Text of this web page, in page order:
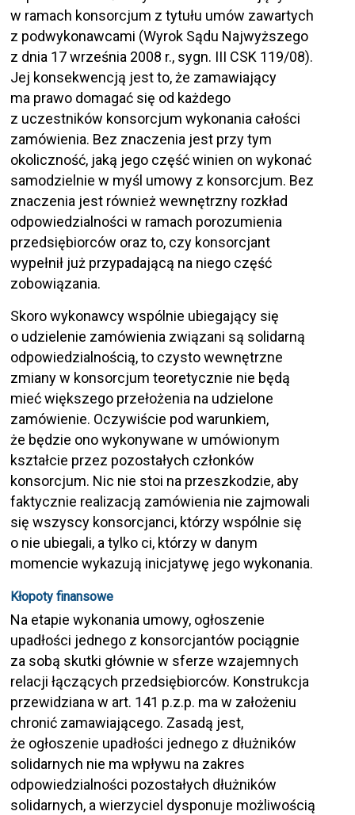
w ramach konsorcjum z tytułu umów zawartych
z podwykonawcami (Wyrok Sądu Najwyższego
z dnia 17 września 2008 r., sygn. III CSK 119/08).
Jej konsekwencją jest to, że zamawiający
ma prawo domagać się od każdego
z uczestników konsorcjum wykonania całości
zamówienia. Bez znaczenia jest przy tym
okoliczność, jaką jego część winien on wykonać
samodzielnie w myśl umowy z konsorcjum. Bez
znaczenia jest również wewnętrzny rozkład
odpowiedzialności w ramach porozumienia
przedsiębiorców oraz to, czy konsorcjant
wypełnił już przypadającą na niego część
zobowiązania.
Skoro wykonawcy wspólnie ubiegający się
o udzielenie zamówienia związani są solidarną
odpowiedzialnością, to czysto wewnętrzne
zmiany w konsorcjum teoretycznie nie będą
mieć większego przełożenia na udzielone
zamówienie. Oczywiście pod warunkiem,
że będzie ono wykonywane w umówionym
kształcie przez pozostałych członków
konsorcjum. Nic nie stoi na przeszkodzie, aby
faktycznie realizacją zamówienia nie zajmowali
się wszyscy konsorcjanci, którzy wspólnie się
o nie ubiegali, a tylko ci, którzy w danym
momencie wykazują inicjatywę jego wykonania.
Kłopoty finansowe
Na etapie wykonania umowy, ogłoszenie
upadłości jednego z konsorcjantów pociągnie
za sobą skutki głównie w sferze wzajemnych
relacji łączących przedsiębiorców. Konstrukcja
przewidziana w art. 141 p.z.p. ma w założeniu
chronić zamawiającego. Zasadą jest,
że ogłoszenie upadłości jednego z dłużników
solidarnych nie ma wpływu na zakres
odpowiedzialności pozostałych dłużników
solidarnych, a wierzyciel dysponuje możliwością